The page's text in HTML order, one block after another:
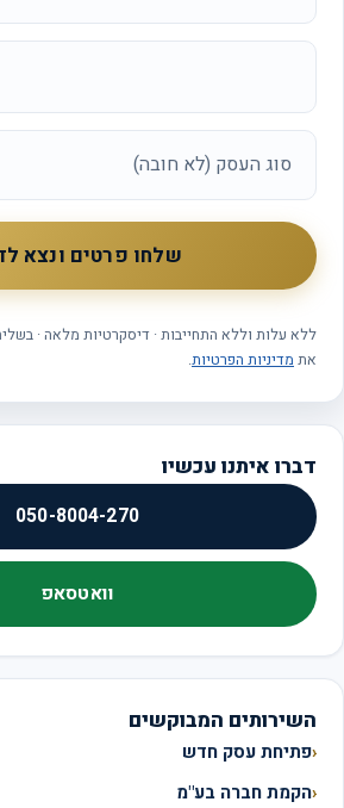
העסק
שלחו פרטים ונצא
ללא עלות וללא התחייבות · דיסקרטיות מלאה ·
אתמדיניות הפרטיות.
דברו איתנו עכשיו
050-8004-270
וואטסאפ
השירותים המבוקשים
פתיחת עסק חדש
הקמת חברה בע"מ